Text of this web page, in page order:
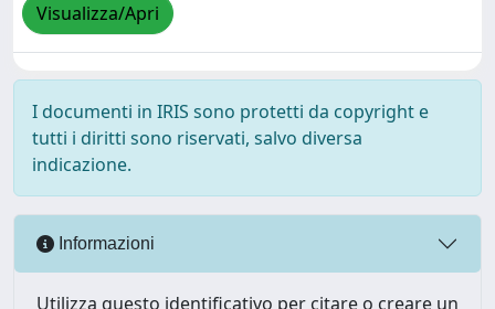
Visualizza/Apri
I documenti in IRIS sono protetti da copyright e
tutti i diritti sono riservati, salvo diversa
indicazione.
Informazioni
Utilizza questo identificativo per citare o creare un